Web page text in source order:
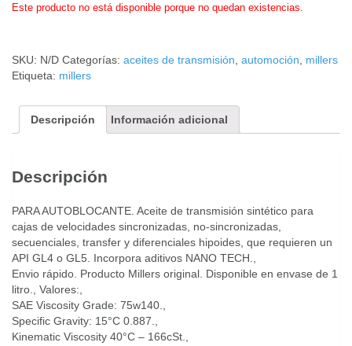
Este producto no está disponible porque no quedan existencias.
SKU: N/D Categorías: aceites de transmisión automoción
millers
Etiqueta: millers
Descripción Información adicional
Descripción
PARA AUTOBLOCANTE. Aceite de transmisión sintético para
cajas de velocidades sincronizadas, no-sincronizadas,
secuenciales, transfer y diferenciales hipoides, que requieren un
API GL4 o GL5. Incorpora aditivos NANO TECH.,
Envio rápido. Producto Millers original. Disponible en envase de 1
litro., Valores:,
SAE Viscosity Grade: 75w140.,
Specific Gravity: 15°C 0.887.,
Kinematic Viscosity 40°C – 166cSt.,